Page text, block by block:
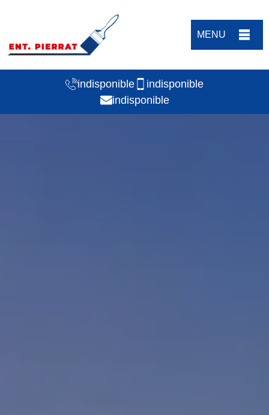
MENU
indisponible
indisponible
indisponible